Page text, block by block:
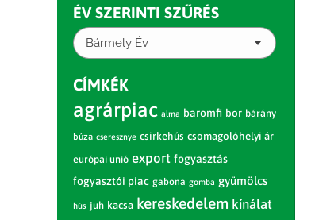
ÉV SZERINTI SZŰRÉS
Bármely Év
CÍMKÉK
agrárpiac alma baromfi bor bárány
búza cseresznye csirkehús csomagolóhelyi ár
európai unió export fogyasztás
fogyasztói piac gabona gomba gyümölcs
hús juh kacsa kereskedelem kínálat